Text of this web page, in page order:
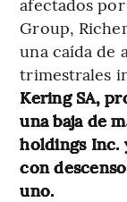
Group,
una caída de
trimestrales
Kering SA,
una baja de
holdings Inc.
con
uno.